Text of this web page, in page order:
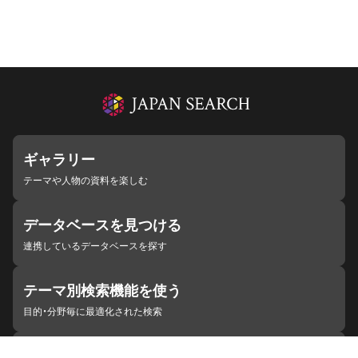
ギャラリー
テーマや人物の資料を楽しむ
データベースを見つける
連携しているデータベースを探す
テーマ別検索機能を使う
目的・分野毎に最適化された検索